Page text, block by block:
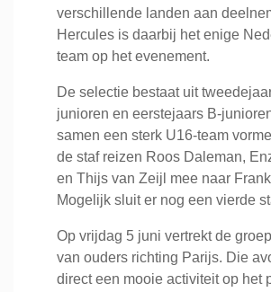
verschillende landen aan
Hercules is daarbij het enige
team op het evenement.
De selectie bestaat uit
junioren en eerstejaars B-
samen een sterk U16-team
de staf reizen Roos Daleman,
en Thijs van Zeijl mee naar
Mogelijk sluit er nog een vierde
Op vrijdag 5 juni vertrekt de
van ouders richting Parijs. Die
direct een mooie activiteit op het